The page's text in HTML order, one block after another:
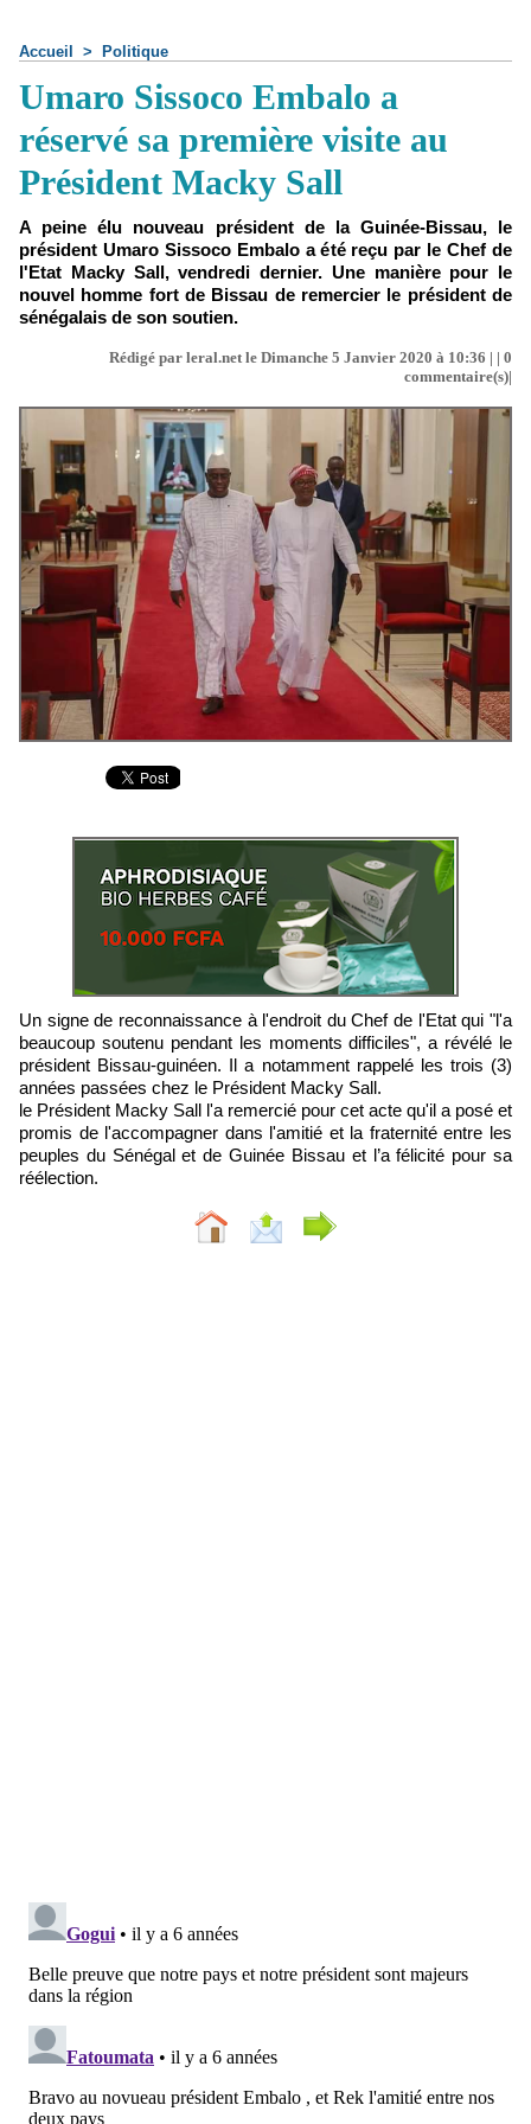
Accueil > Politique
Umaro Sissoco Embalo a
réservé sa première visite au
Président Macky Sall
A peine élu nouveau président de la Guinée-Bissau, le
président Umaro Sissoco Embalo a été reçu par le Chef de
l'Etat Macky Sall, vendredi dernier. Une manière pour le
nouvel homme fort de Bissau de remercier le président de
sénégalais de son soutien.
Rédigé par leral.net le Dimanche 5 Janvier 2020 à 10:36 | | 0
commentaire(s)|
Un signe de reconnaissance à l'endroit du Chef de l'Etat qui "l'a
beaucoup soutenu pendant les moments difficiles", a révélé le
président Bissau-guinéen. Il a notamment rappelé les trois (3)
années passées chez le Président Macky Sall.
le Président Macky Sall l'a remercié pour cet acte qu'il a posé et
promis de l'accompagner dans l'amitié et la fraternité entre les
peuples du Sénégal et de Guinée Bissau et l’a félicité pour sa
réélection.